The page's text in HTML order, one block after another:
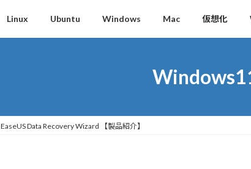
Linux Ubuntu Windows Mac 仮想化
EaseUS Data Recovery Wizard 【製品紹介】